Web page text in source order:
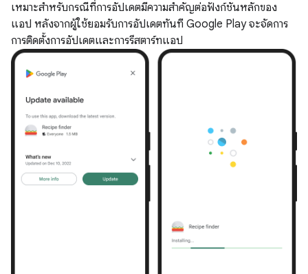
เหมาะสําหรับกรณีที่การอัปเดตมีความสําคัญต่อฟังก์ชันหลักของ
แอป หลังจากผู้ใช้ยอมรับการอัปเดตทันที Google Play จะจัดการ
การติดตั้งการอัปเดตและการรีสตาร์ทแอป